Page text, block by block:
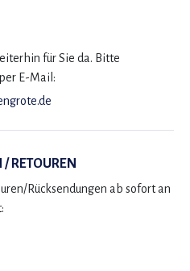
für Sie da. Bitte
E-Mail:
RETOUREN
Rücksendungen ab sofort an